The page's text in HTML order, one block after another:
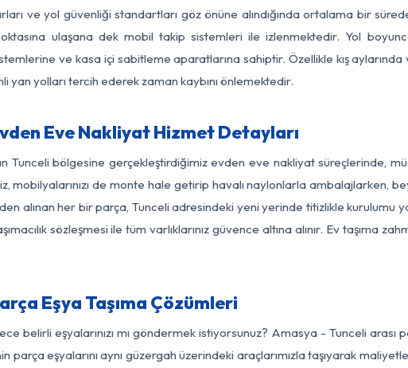
ve yol güvenliği standartları göz önüne alındığında ortalama bir
ulaşana dek mobil takip sistemleri ile izlenmektedir. Yol
ve kasa içi sabitleme aparatlarına sahiptir. Özellikle kış
yolları tercih ederek zaman kaybını önlemektedir.
Eve Nakliyat Hizmet Detayları
Tunceli bölgesine gerçekleştirdiğimiz evden eve nakliyat süreçlerinde,
de monte hale getirip havalı naylonlarla ambalajlarken,
alınan her bir parça, Tunceli adresindeki yeni yerinde titizlikle kurulumu
sözleşmesi ile tüm varlıklarınız güvence altına alınır. Ev taşıma
Eşya Taşıma Çözümleri
belirli eşyalarınızı mı göndermek istiyorsunuz? Amasya - Tunceli arası
parça eşyalarını aynı güzergah üzerindeki araçlarımızla taşıyarak